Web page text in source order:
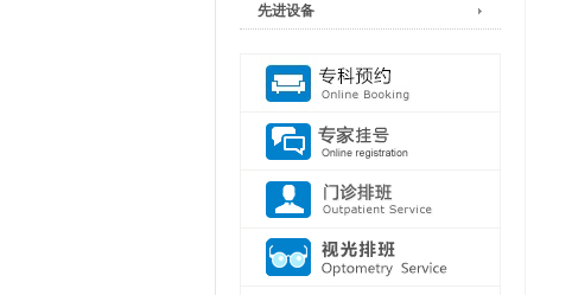
先进设备